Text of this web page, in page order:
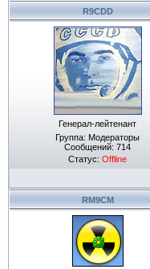
R9CDD
Генерал-лейтенант
Группа: Модераторы
Сообщений: 714
Статус: Offline
RM9CM